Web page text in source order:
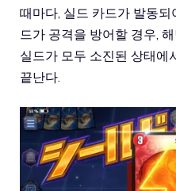
때마다, 실드 카드가 발동
드가 공격을 방어할 경우,
실드가 모두 소진된 상태에
끝난다.